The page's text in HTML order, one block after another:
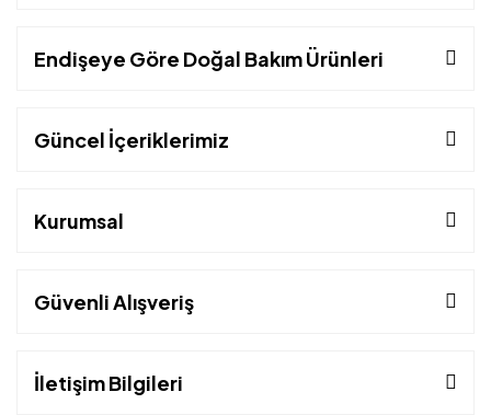
Endişeye Göre Doğal Bakım Ürünleri
Güncel İçeriklerimiz
Kurumsal
Güvenli Alışveriş
İletişim Bilgileri